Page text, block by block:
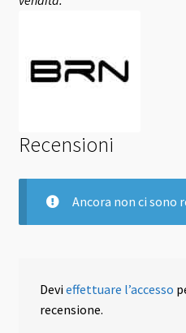
Recensioni
Ancora non ci sono
Devieffettuare l’accesso
recensione.